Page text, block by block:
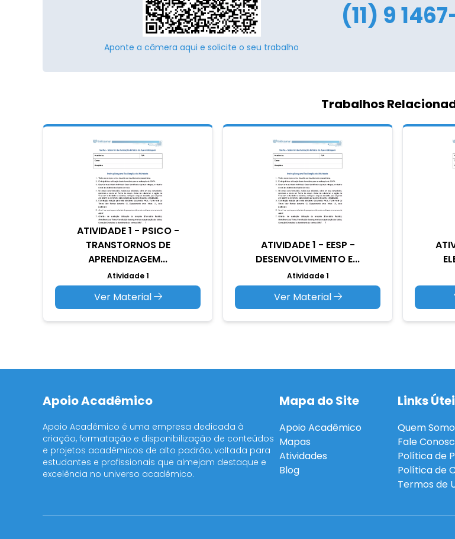
Aponte a câmera aqui e solicite o seu trabalho
(11) 9
Trabalhos
ATIVIDADE 1 - PSICO -
TRANSTORNOS DE
APRENDIZAGEM...
Atividade 1
Ver Material
ATIVIDADE 1 - EESP -
DESENVOLVIMENTO E...
Atividade 1
Ver Material
Apoio Acadêmico
Apoio Acadêmico é uma empresa dedicada à
criação, formatação e disponibilização de conteúdos
e projetos acadêmicos de alto padrão, voltada para
estudantes e profissionais que almejam destaque e
excelência no universo acadêmico.
Mapa do Site
Apoio Acadêmico
Mapas
Atividades
Blog
Links
Quem
Fale
Política de
Política de
Termos de